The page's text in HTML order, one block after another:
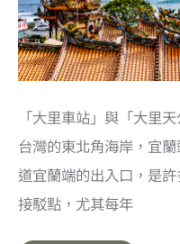
「大里車站」與「大里
台灣的東北角海岸，宜
道宜蘭端的出入口，是
接駁點，尤其每年